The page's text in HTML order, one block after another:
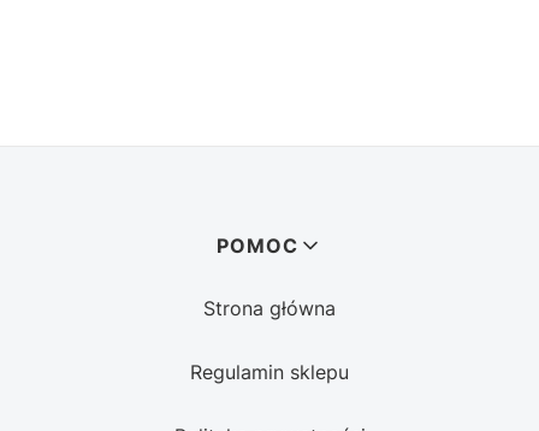
POMOC
Strona główna
Regulamin sklepu